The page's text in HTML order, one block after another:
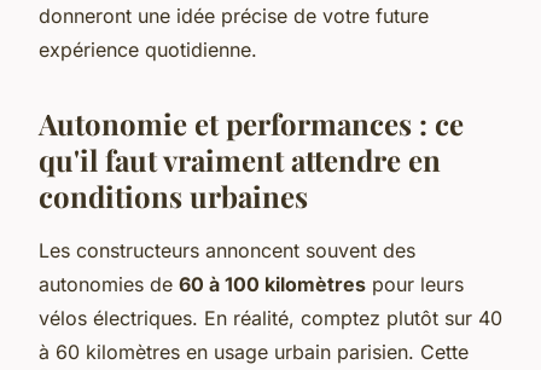
donneront une idée précise de votre future
expérience quotidienne.
Autonomie et performances : ce
qu'il faut vraiment attendre en
conditions urbaines
Les constructeurs annoncent souvent des
autonomies de 60 à 100 kilomètres pour leurs
vélos électriques. En réalité, comptez plutôt sur 40
à 60 kilomètres en usage urbain parisien. Cette